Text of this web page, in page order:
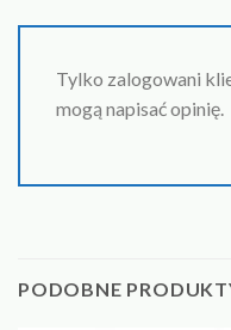
Tylko zalogowani
mogą napisać opinię.
PODOBNE